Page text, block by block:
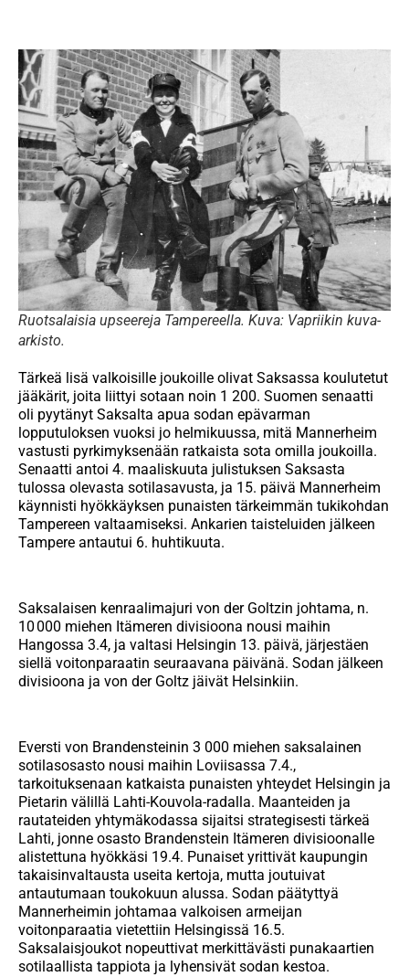
Ruotsalaisia upseereja Tampereella. Kuva: Vapriikin kuva-
arkisto.
Tärkeä lisä valkoisille joukoille olivat Saksassa koulutetut
jääkärit, joita liittyi sotaan noin 1 200. Suomen senaatti
oli pyytänyt Saksalta apua sodan epävarman
lopputuloksen vuoksi jo helmikuussa, mitä Mannerheim
vastusti pyrkimyksenään ratkaista sota omilla joukoilla.
Senaatti antoi 4. maaliskuuta julistuksen Saksasta
tulossa olevasta sotilasavusta, ja 15. päivä Mannerheim
käynnisti hyökkäyksen punaisten tärkeimmän tukikohdan
Tampereen valtaamiseksi. Ankarien taisteluiden jälkeen
Tampere antautui 6. huhtikuuta.
Saksalaisen kenraalimajuri von der Goltzin johtama, n.
10 000 miehen Itämeren divisioona nousi maihin
Hangossa 3.4, ja valtasi Helsingin 13. päivä, järjestäen
siellä voitonparaatin seuraavana päivänä. Sodan jälkeen
divisioona ja von der Goltz jäivät Helsinkiin.
Eversti von Brandensteinin 3 000 miehen saksalainen
sotilasosasto nousi maihin Loviisassa 7.4.,
tarkoituksenaan katkaista punaisten yhteydet Helsingin ja
Pietarin välillä Lahti-Kouvola-radalla. Maanteiden ja
rautateiden yhtymäkodassa sijaitsi strategisesti tärkeä
Lahti, jonne osasto Brandenstein Itämeren divisioonalle
alistettuna hyökkäsi 19.4. Punaiset yrittivät kaupungin
takaisinvaltausta useita kertoja, mutta joutuivat
antautumaan toukokuun alussa. Sodan päätyttyä
Mannerheimin johtamaa valkoisen armeijan
voitonparaatia vietettiin Helsingissä 16.5.
Saksalaisjoukot nopeuttivat merkittävästi punakaartien
sotilaallista tappiota ja lyhensivät sodan kestoa.